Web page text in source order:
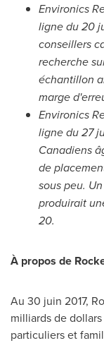
Environics
ligne du 20
conseillers
recherche
échantillon
marge
Environics
ligne du 27
Canadiens
de
sous peu.
produirait
20.
À propos de
Au 30 juin 2017,
milliards de
particuliers et